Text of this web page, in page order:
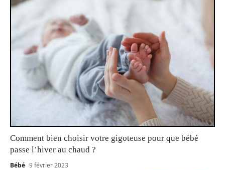
Comment bien choisir votre gigoteuse pour que bébé
passe l’hiver au chaud ?
Bébé 9 février 2023